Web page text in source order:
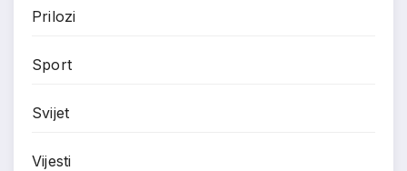
Prilozi
Sport
Svijet
Vijesti